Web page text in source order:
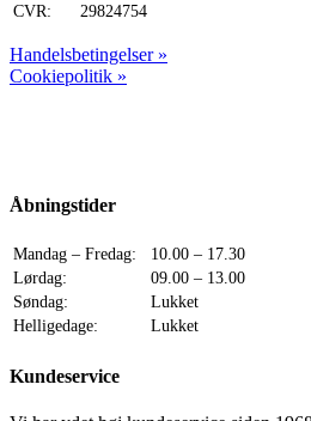
CVR:
29824754
Handelsbetingelser »
Cookiepolitik »
Åbningstider
Mandag – Fredag:
10.00 – 17.30
Lørdag:
09.00 – 13.00
Søndag:
Lukket
Helligedage:
Lukket
Kundeservice